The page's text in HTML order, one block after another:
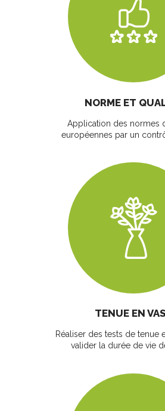
NORME ET
Application des normes
européennes par un
TENUE EN
Réaliser des tests de tenue
valider la durée de vie